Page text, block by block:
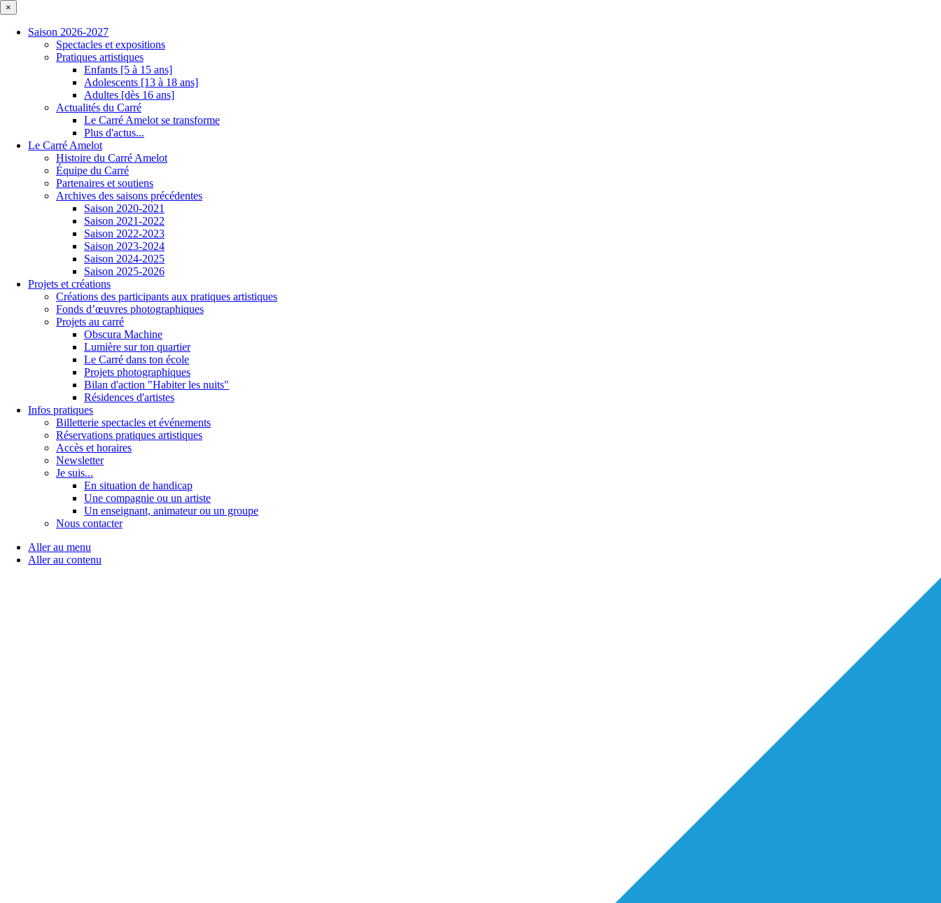
×
Saison 2026-2027
Spectacles et expositions
Pratiques artistiques
Enfants [5 à 15 ans]
Adolescents [13 à 18 ans]
Adultes [dès 16 ans]
Actualités du Carré
Le Carré Amelot se transforme
Plus d'actus...
Le Carré Amelot
Histoire du Carré Amelot
Équipe du Carré
Partenaires et soutiens
Archives des saisons précédentes
Saison 2020-2021
Saison 2021-2022
Saison 2022-2023
Saison 2023-2024
Saison 2024-2025
Saison 2025-2026
Projets et créations
Créations des participants aux pratiques artistiques
Fonds d’œuvres photographiques
Projets au carré
Obscura Machine
Lumière sur ton quartier
Le Carré dans ton école
Projets photographiques
Bilan d'action "Habiter les nuits"
Résidences d'artistes
Infos pratiques
Billetterie spectacles et événements
Réservations pratiques artistiques
Accès et horaires
Newsletter
Je suis...
En situation de handicap
Une compagnie ou un artiste
Un enseignant, animateur ou un groupe
Nous contacter
Aller au menu
Aller au contenu